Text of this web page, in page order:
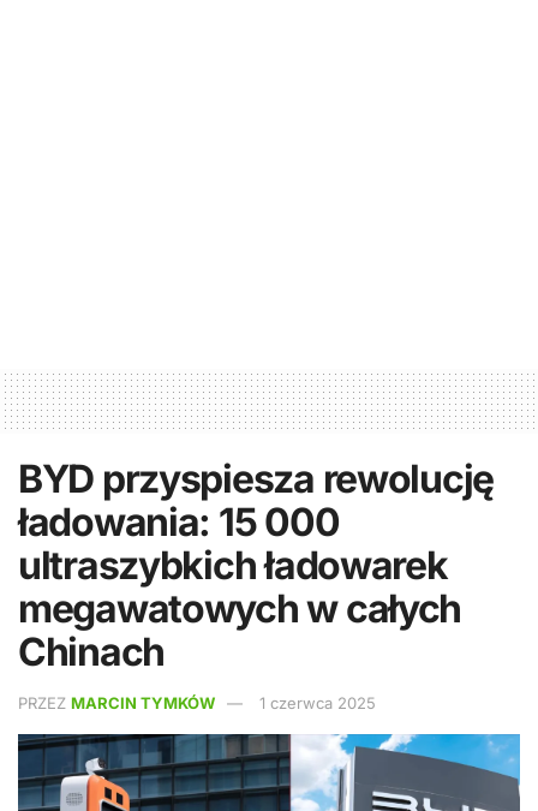
BYD przyspiesza rewolucję
ładowania: 15 000
ultraszybkich ładowarek
megawatowych w całych
Chinach
PRZEZ MARCIN TYMKÓW 1 czerwca 2025